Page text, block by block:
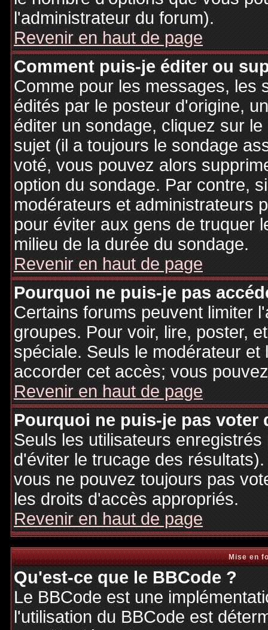
l'administrateur du forum).
Revenir en haut de page
Comment puis-je éditer ou
Comme pour les messages, les
édités par le posteur d'origine,
éditer un sondage, cliquez sur
sujet (il a toujours le sondage
voté, vous pouvez alors
option du sondage. Par contre,
modérateurs et administrateurs
pour éviter aux gens de truquer
milieu de la durée du sondage.
Revenir en haut de page
Pourquoi ne puis-je pas
Certains forums peuvent limiter
groupes. Pour voir, lire, poster,
spéciale. Seuls le modérateur
accorder cet accès; vous
Revenir en haut de page
Pourquoi ne puis-je pas voter
Seuls les utilisateurs
d'éviter le trucage des
vous ne pouvez toujours pas
les droits d'accès appropriés.
Revenir en haut de page
Mise en
Qu'est-ce que le BBCode ?
Le BBCode est une
l'utilisation du BBCode est